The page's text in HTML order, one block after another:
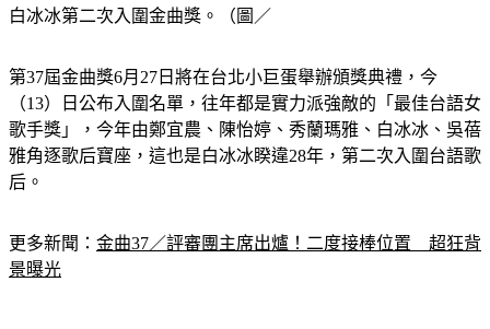
白冰冰第二次入圍金曲獎。（圖／
第37屆金曲獎6月27日將在台北小巨蛋舉辦頒獎典禮，今
（13）日公布入圍名單，往年都是實力派強敵的「最佳台語女
歌手獎」，今年由鄭宜農、陳怡婷、秀蘭瑪雅、白冰冰、吳蓓
雅角逐歌后寶座，這也是白冰冰睽違28年，第二次入圍台語歌
后。
更多新聞： 金曲37／評審團主席出爐！二度接棒位置　超狂背
景曝光